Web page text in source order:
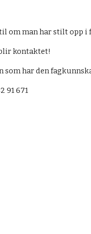
man har stilt opp i
kontaktet!
som har den
91 671